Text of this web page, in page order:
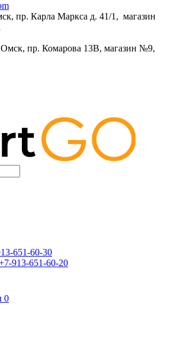
пр. Карла Маркса д. 41/1, магазин
пр. Комарова 13В, магазин №9,
651-60-30
913-651-60-20
0